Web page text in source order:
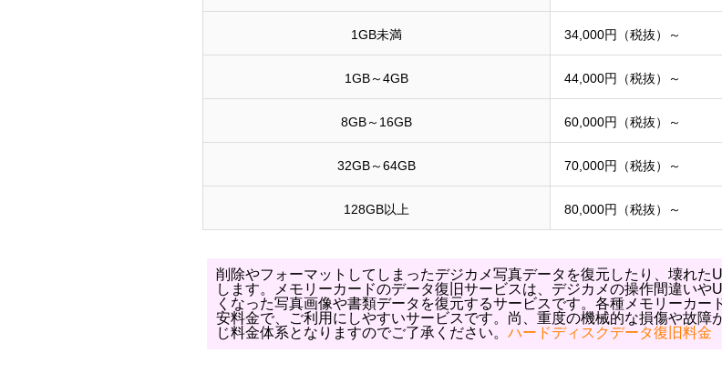
1GB未満 34,000円（税抜）～
1GB～4GB 44,000円（税抜）～
8GB～16GB 60,000円（税抜）～
32GB～64GB 70,000円（税抜）～
128GB以上 80,000円（税抜）～
削除やフォーマットしてしまったデジカメ写真データを復元したり、壊れた
します。メモリーカードのデータ復旧サービスは、デジカメの操作間違い
くなった写真画像や書類データを復元するサービスです。各種メモリーカ
安料金で、ご利用にしやすいサービスです。尚、重度の機械的な損傷や故障
じ料金体系となりますのでご了承ください。 ハードディスクデータ復旧料金